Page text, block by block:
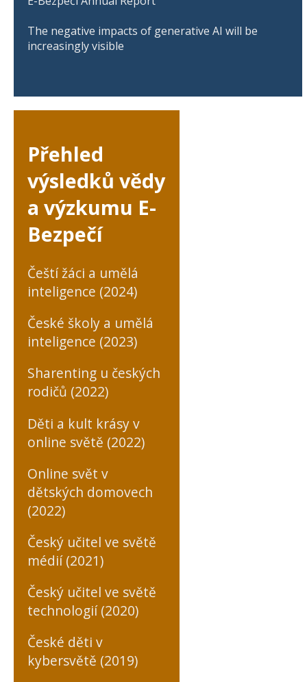
The negative impacts of generative AI will be
increasingly visible
Přehled
výsledků vědy
a výzkumu E-
Bezpečí
Čeští žáci a umělá
inteligence (2024)
České školy a umělá
inteligence (2023)
Sharenting u českých
rodičů (2022)
Děti a kult krásy v
online světě (2022)
Online svět v
dětských domovech
(2022)
Český učitel ve světě
médií (2021)
Český učitel ve světě
technologií (2020)
České děti v
kybersvětě (2019)